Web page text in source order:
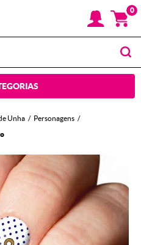
0
Unha
Personagens